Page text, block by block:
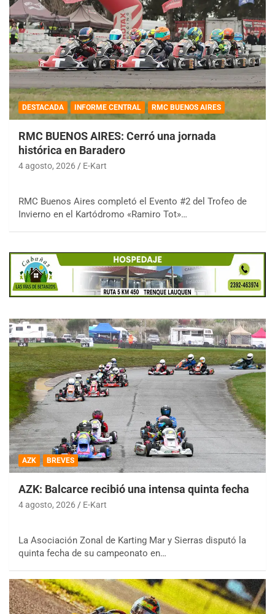
DESTACADA INFORME CENTRAL RMC BUENOS AIRES
RMC BUENOS AIRES: Cerró una jornada
histórica en Baradero
4 agosto, 2026 E-Kart
RMC Buenos Aires completó el Evento #2 del Trofeo de
Invierno en el Kartódromo «Ramiro Tot»…
AZK BREVES
AZK: Balcarce recibió una intensa quinta fecha
4 agosto, 2026 E-Kart
La Asociación Zonal de Karting Mar y Sierras disputó la
quinta fecha de su campeonato en…